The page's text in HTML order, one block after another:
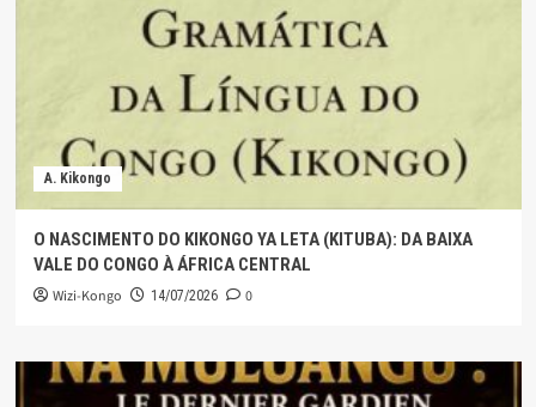
A. Kikongo
O NASCIMENTO DO KIKONGO YA LETA (KITUBA): DA BAIXA
VALE DO CONGO À ÁFRICA CENTRAL
Wizi-Kongo 14/07/2026 0